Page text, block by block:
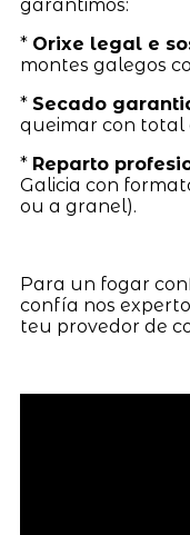
garantimos:
* Orixe legal e
montes galegos
* Secado
queimar con total
* Reparto
Galicia con
ou a granel).
Para un fogar
confía nos
teu provedor de